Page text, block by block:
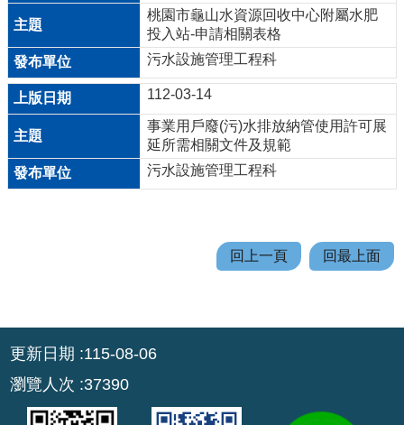
坡
地
範
圍
申
請
件
首
頁
桃園市龜山水資源回收中心附屬水肥
投入站-申請相關表格
污水設施管理工程科
112-03-14
事業用戶廢(污)水排放納管使用許可展
延所需相關文件及規範
污水設施管理工程科
回上一頁 回最上面
更新日期
115-08-06
瀏覽人次
37390